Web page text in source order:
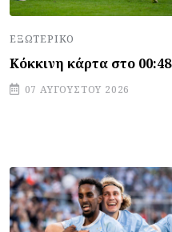
ΕΞΩΤΕΡΙΚΌ
Κόκκινη κάρτα στο 00:48
07 ΑΥΓΟΎΣΤΟΥ 2026